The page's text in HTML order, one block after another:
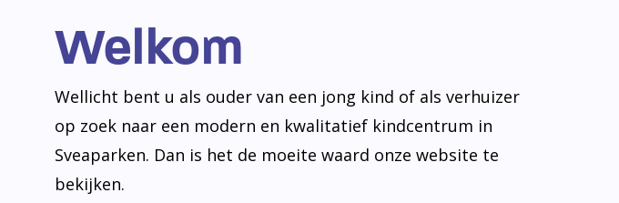
Welkom
Wellicht bent u als ouder van een jong kind of als verhuizer
op zoek naar een modern en kwalitatief kindcentrum in
Sveaparken. Dan is het de moeite waard onze website te
bekijken.